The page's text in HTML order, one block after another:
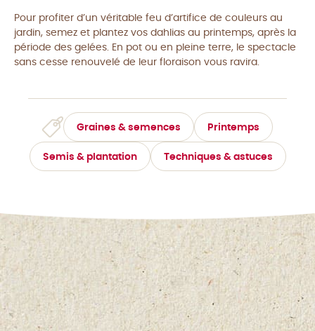
Pour profiter d’un véritable feu d’artifice de couleurs au
jardin, semez et plantez vos dahlias au printemps, après la
période des gelées. En pot ou en pleine terre, le spectacle
sans cesse renouvelé de leur floraison vous ravira.
Graines & semences Printemps
Semis & plantation Techniques & astuces